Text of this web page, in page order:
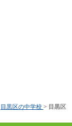
目黒区の中学校 > 目黒区